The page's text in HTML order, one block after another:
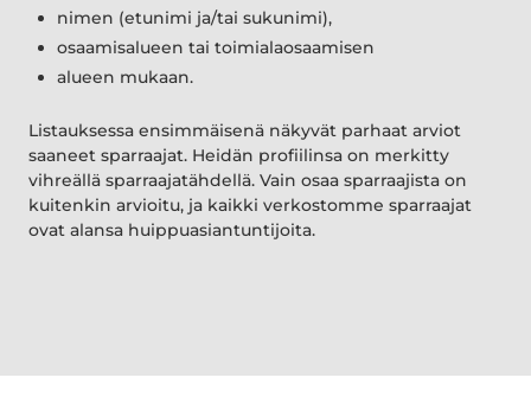
nimen (etunimi ja/tai sukunimi),
osaamisalueen tai toimialaosaamisen
alueen mukaan.
Listauksessa ensimmäisenä näkyvät parhaat arviot
saaneet sparraajat. Heidän profiilinsa on merkitty
vihreällä sparraajatähdellä. Vain osaa sparraajista on
kuitenkin arvioitu, ja kaikki verkostomme sparraajat
ovat alansa huippuasiantuntijoita.